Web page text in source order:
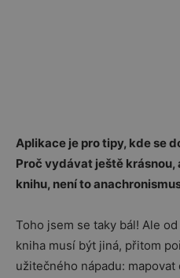
Aplikace je pro tipy, kde se
Proč vydávat ještě
knihu, není to
Toho jsem se taky bál! Ale
kniha musí být jiná, přitom
užitečného nápadu: